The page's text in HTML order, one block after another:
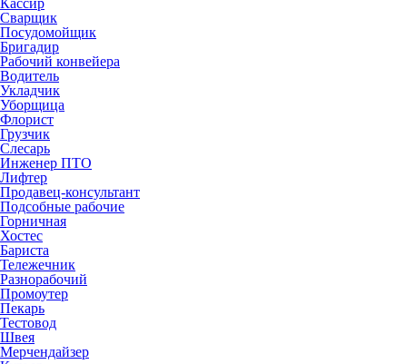
Сварщик
Посудомойщик
Бригадир
Рабочий конвейера
Водитель
Укладчик
Уборщица
Флорист
Грузчик
Слесарь
Инженер ПТО
Лифтер
Продавец-консультант
Подсобные рабочие
Горничная
Хостес
Бариста
Тележечник
Разнорабочий
Промоутер
Пекарь
Тестовод
Швея
Мерчендайзер